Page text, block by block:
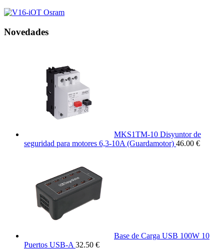
Novedades
MKS1TM-10 Disyuntor de
seguridad para motores 6,3-10A (Guardamotor) 46.00 €
Base de Carga USB 100W 10
Puertos USB-A 32.50 €